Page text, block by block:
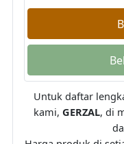
Untuk daftar
kami, GERZAL, di